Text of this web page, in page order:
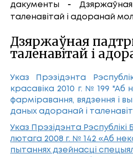
дакументы
таленавітай і адоранай
Дзяржаўная
таленавітай і
Указ Прэзідэнта
красавіка 2010 г. № 199 "Аб
фарміравання, вядзення і
даных адоранай і
Указ Прэзідэнта Рэспублікі
лютага 2008 г. № 142 «Аб
пытаннях дзейнасці